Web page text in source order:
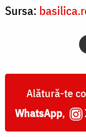
Sursa:
Alătură-te
WhatsApp,